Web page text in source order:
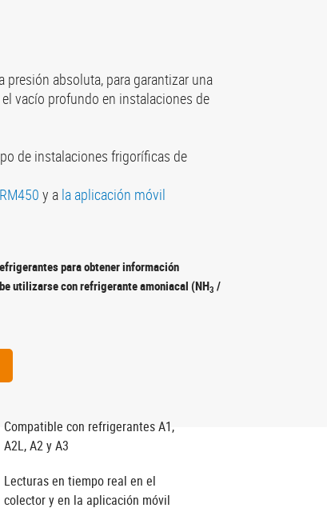
absoluta, para garantizar una
vacío profundo en instalaciones de
de instalaciones frigoríficas de
y a la aplicación móvil
para obtener información
utilizarse con refrigerante amoniacal (NH3 /
Compatible con refrigerantes A1,
A2L, A2 y A3
Lecturas en tiempo real en el
colector y en la aplicación móvil